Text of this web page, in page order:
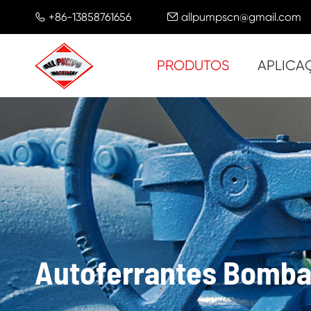
 +86-13858761656  allpumpscn@gmail.com
PRODUTOS
Autoferrantes